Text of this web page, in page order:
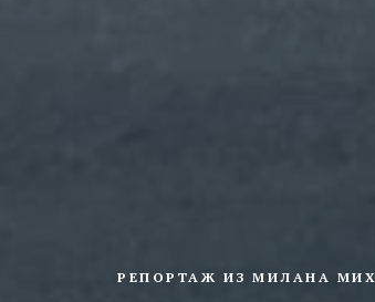
РЕПОРТАЖ ИЗ МИЛАНА